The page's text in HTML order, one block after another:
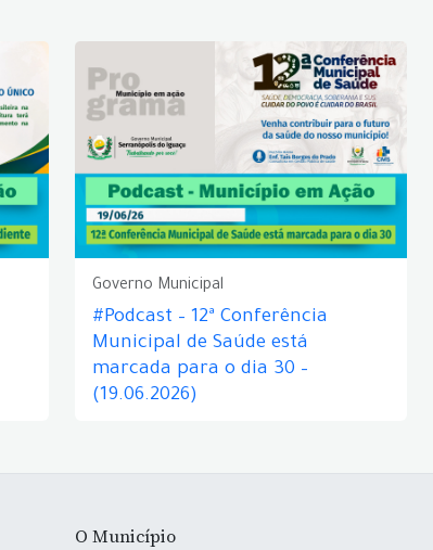
Governo Municipal
#Podcast – 12ª Conferência
Municipal de Saúde está
marcada para o dia 30 –
(19.06.2026)
O Município